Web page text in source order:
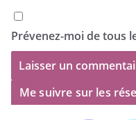
Prévenez-moi de tous
Me suivre sur les